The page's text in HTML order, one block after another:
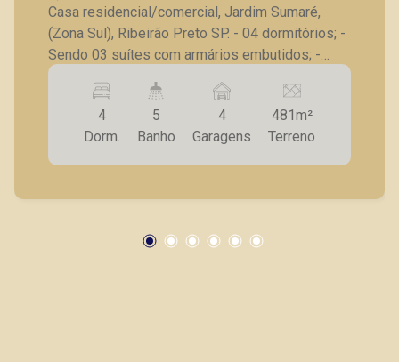
Casa residencial/comercial, Jardim Sumaré,
(Zona Sul), Ribeirão Preto SP. - 04 dormitórios; -
Sendo 03 suítes com armários embutidos; -
Sala para 02 ambientes; - Lavabo; - Banheiro
social; - Cozinha com armários; - Lavanderia; -
Despensa; - Piscina; - Quintal; - 04 vagas de
garagem. Excelente localização, para vários
tipos de comércio ou residência. A Piramid tem
agilidade e segurança, em locação, vendas de
principais lançamentos da cidade de Ribeirão
4
Dorm.
5
Banho
4
Garagens
481m²
Terreno